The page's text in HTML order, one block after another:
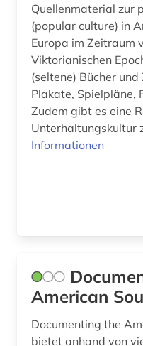
klimaänderung (1)
koran (1)
kriminalität (1)
kultur (104)
kulturerbe (2)
kunst (19)
kunstwerk (3)
Quellenmaterial zur
(popular culture) in
Europa im Zeitraum
Viktorianischen
(seltene) Bücher
Plakate, Spielpläne,
Zudem gibt es eine
Unterhaltungskultur
Informationen
American
Documenting the
bietet anhand von